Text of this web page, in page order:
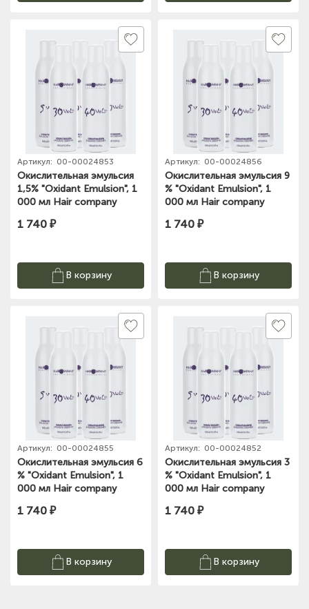
Артикул: 00-00024853
Окислительная эмульсия
1,5% "Oxidant Emulsion", 1
000 мл Hair company
1 740 ₽
В корзину
Артикул: 00-00024856
Окислительная эмульсия 9
% "Oxidant Emulsion", 1
000 мл Hair company
1 740 ₽
В корзину
Артикул: 00-00024855
Окислительная эмульсия 6
% "Oxidant Emulsion", 1
000 мл Hair company
1 740 ₽
В корзину
Артикул: 00-00024852
Окислительная эмульсия 3
% "Oxidant Emulsion", 1
000 мл Hair company
1 740 ₽
В корзину